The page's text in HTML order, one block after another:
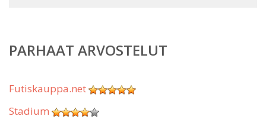
PARHAAT ARVOSTELUT
Futiskauppa.net
Stadium